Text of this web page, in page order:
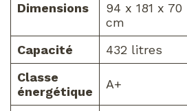
Dimensions
94 x 181 x 70
cm
Capacité 432 litres
Classe
énergétique
A+